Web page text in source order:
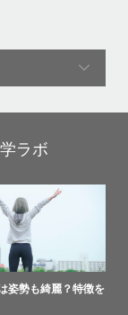
ラボ
姿勢も綺麗？特徴を